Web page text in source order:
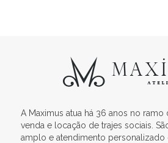
A Maximus atua há 36 anos no ramo
venda e locação de trajes sociais.
amplo e atendimento personalizado